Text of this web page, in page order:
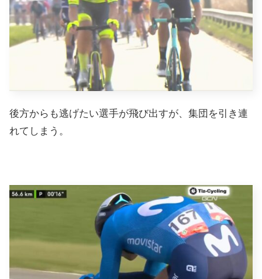
後方からも逃げたい選手が飛び出すが、集団を引き連
れてしまう。